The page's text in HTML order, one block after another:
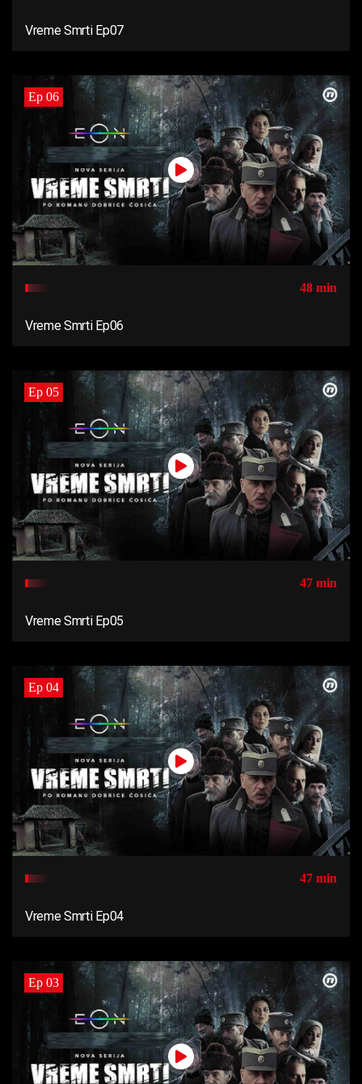
Vreme Smrti Ep07
Ep 06
48 min
Vreme Smrti Ep06
Ep 05
47 min
Vreme Smrti Ep05
Ep 04
47 min
Vreme Smrti Ep04
Ep 03